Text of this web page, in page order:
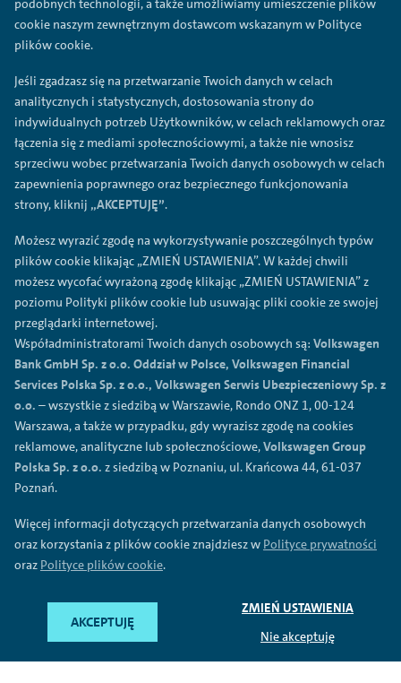
Porsche Panamera
Porsche Macan
Porsche Taycan
Cupra
Cupra Ateca
Cupra Born
Cupra Formentor
Polityka prywatności
Regulamin
Polityka plików cookies
Ogólne warunki sprzedaży
Przetwarzanie danych
Mapa serwisu
Formularz reklamacyjny
Pod nazwa Volkswagen Financial Services oferowane sa usługi
bankowe (przez Volkswagen Bank GmbH Sp. z o.o. Oddzial w
Polsce), usługi leasingowe i mobilnosc (przez Volkswagen
ubezpieczeniowe (przez Volkswagen Serwis Ubezpieczeniowy
Sp. z o.o. jako agenta ubezpieczeniowego).
podobnych technologii, a także umożliwiamy umieszczenie plików
cookie naszym zewnętrznym dostawcom wskazanym w Polityce
plików cookie.
Jeśli zgadzasz się na przetwarzanie Twoich danych w celach
analitycznych i statystycznych, dostosowania strony do
indywidualnych potrzeb Użytkowników, w celach reklamowych oraz
łączenia się z mediami społecznościowymi, a także nie wnosisz
sprzeciwu wobec przetwarzania Twoich danych osobowych w celach
zapewnienia poprawnego oraz bezpiecznego funkcjonowania
strony, kliknij „AKCEPTUJĘ”.
Możesz wyrazić zgodę na wykorzystywanie poszczególnych typów
plików cookie klikając „ZMIEŃ USTAWIENIA”. W każdej chwili
możesz wycofać wyrażoną zgodę klikając „ZMIEŃ USTAWIENIA” z
poziomu Polityki plików cookie lub usuwając pliki cookie ze swojej
przeglądarki internetowej.
Współadministratorami Twoich danych osobowych są: Volkswagen
Bank GmbH Sp. z o.o. Oddział w Polsce, Volkswagen Financial
Services Polska Sp. z o.o., Volkswagen Serwis Ubezpieczeniowy Sp. z
o.o. – wszystkie z siedzibą w Warszawie, Rondo ONZ 1, 00-124
Warszawa, a także w przypadku, gdy wyrazisz zgodę na cookies
reklamowe, analityczne lub społecznościowe,Volkswagen Group
Polska Sp. z o.o. z siedzibą w Poznaniu, ul. Krańcowa 44, 61-037
Poznań.
Więcej informacji dotyczących przetwarzania danych osobowych
oraz korzystania z plików cookie znajdziesz w Polityce prywatności
oraz Polityce plików cookie.
AKCEPTUJĘ
ZMIEŃ USTAWIENIA
Nie akceptuję